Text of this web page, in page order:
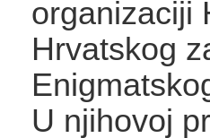
organizaciji
Hrvatskog
U njihovoj